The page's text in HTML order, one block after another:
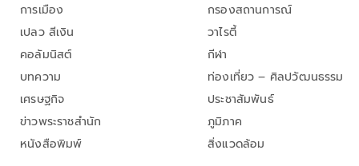
การเมือง
เปลว สีเงิน
คอลัมนิสต์
บทความ
เศรษฐกิจ
ข่าวพระราชสำนัก
หนังสือพิมพ์
กรองสถานการณ์
วาไรตี้
กีฬา
ท่องเที่ยว – ศิลปวัฒนธรรม
ประชาสัมพันธ์
ภูมิภาค
สิ่งแวดล้อม